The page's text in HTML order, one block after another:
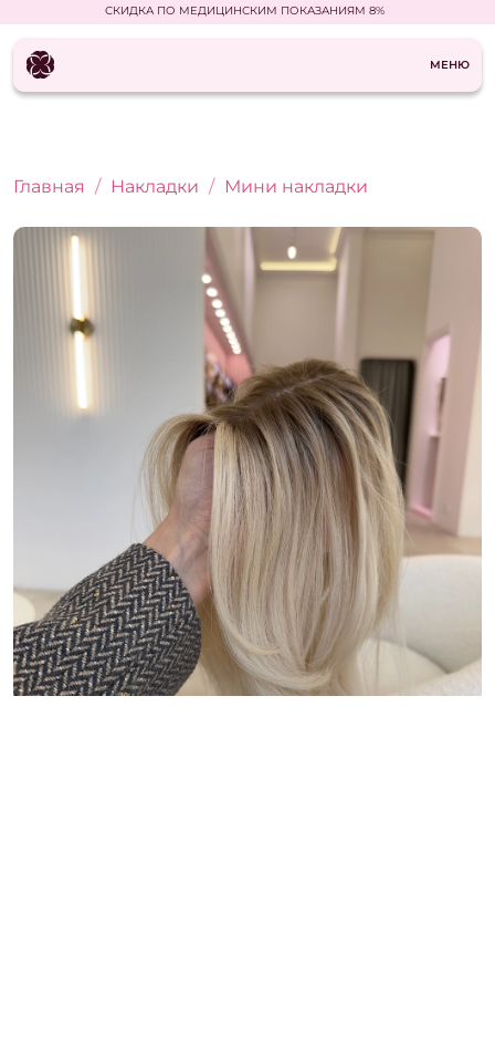
СКИДКА ПО МЕДИЦИНСКИМ ПОКАЗАНИЯМ 8%
МЕНЮ
Главная Накладки Мини накладки